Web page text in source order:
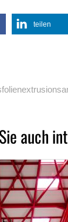
teilen
auch